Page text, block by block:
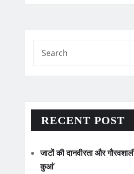
RECENT POST
जाटों की दानवीरता और
कुआं’